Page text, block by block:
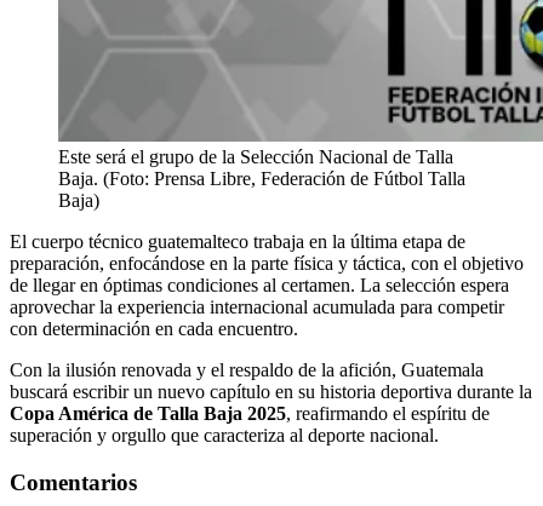
Este será el grupo de la Selección Nacional de Talla
Baja. (Foto: Prensa Libre, Federación de Fútbol Talla
Baja)
El cuerpo técnico guatemalteco trabaja en la última etapa de
preparación, enfocándose en la parte física y táctica, con el objetivo
de llegar en óptimas condiciones al certamen. La selección espera
aprovechar la experiencia internacional acumulada para competir
con determinación en cada encuentro.
Con la ilusión renovada y el respaldo de la afición, Guatemala
buscará escribir un nuevo capítulo en su historia deportiva durante la
Copa América de Talla Baja 2025, reafirmando el espíritu de
superación y orgullo que caracteriza al deporte nacional.
Comentarios